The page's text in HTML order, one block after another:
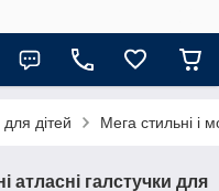
дітей Мега стильні і
атласні галстучки для